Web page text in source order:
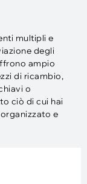
multipli e
degli
ampio
di ricambio,
o
ciò di cui hai
e